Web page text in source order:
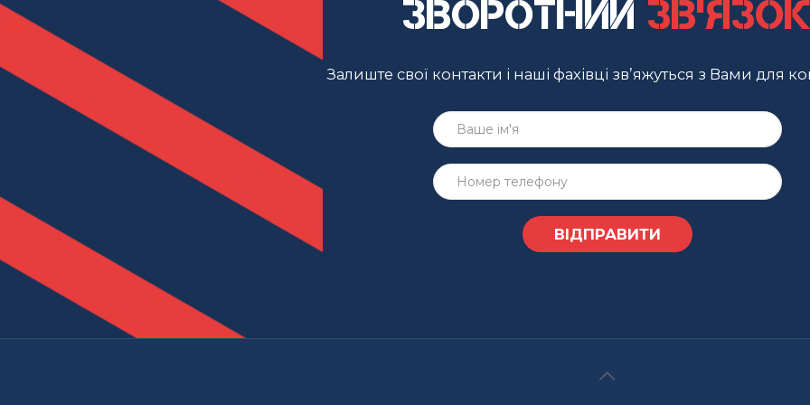
Зворотний зв'язок
Залиште свої контакти і наші фахівці зв’яжуться з Вами для